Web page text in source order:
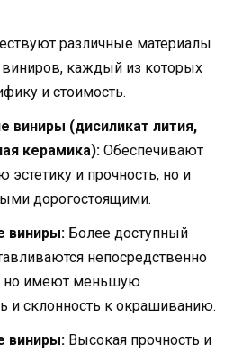
различные материалы
виниров, каждый из которых
и стоимость.
виниры (дисиликат лития,
керамика): Обеспечивают
эстетику и прочность, но и
дорогостоящими.
виниры: Более доступный
непосредственно
но имеют меньшую
и склонность к окрашиванию.
виниры: Высокая прочность и